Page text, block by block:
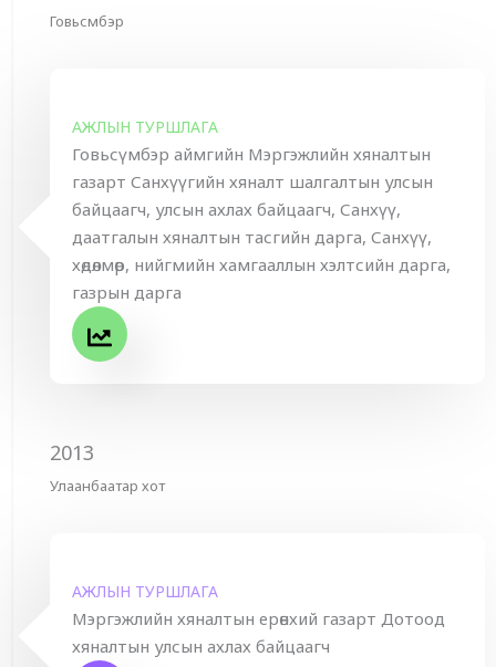
АЖЛЫН ТУРШЛАГА
Говьсүмбэр аймгийн Мэргэжлийн хяналтын
газарт Санхүүгийн хяналт шалгалтын улсын
байцаагч, улсын ахлах байцаагч, Санхүү,
даатгалын хяналтын тасгийн дарга, Санхүү,
хөдөлмөр, нийгмийн хамгааллын хэлтсийн дарга,
газрын дарга
Говьсүмбэр
АЖЛЫН ТУРШЛАГА
Мэргэжлийн хяналтын ерөнхий газарт Дотоод
хяналтын улсын ахлах байцаагч
2013
Улаанбаатар хот